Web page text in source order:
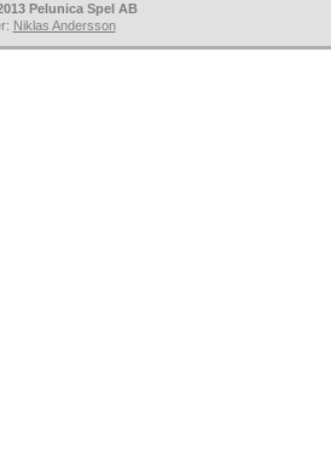
Pelunica Spel AB
Niklas Andersson